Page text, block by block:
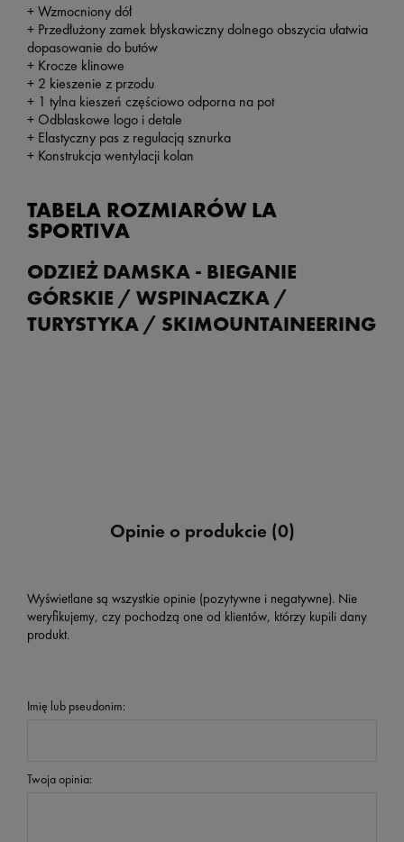
+ Wzmocniony dół
+ Przedłużony zamek błyskawiczny dolnego obszycia ułatwia
dopasowanie do butów
+ Krocze klinowe
+ 2 kieszenie z przodu
+ 1 tylna kieszeń częściowo odporna na pot
+ Odblaskowe logo i detale
+ Elastyczny pas z regulacją sznurka
+ Konstrukcja wentylacji kolan
TABELA ROZMIARÓW LA
SPORTIVA
ODZIEŻ DAMSKA - BIEGANIE
GÓRSKIE / WSPINACZKA /
TURYSTYKA / SKIMOUNTAINEERING
Opinie o produkcie (0)
Wyświetlane są wszystkie opinie (pozytywne i negatywne). Nie
weryfikujemy, czy pochodzą one od klientów, którzy kupili dany
produkt.
Imię lub pseudonim:
Twoja opinia: